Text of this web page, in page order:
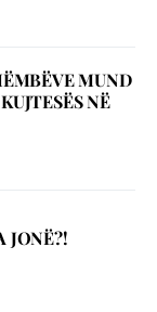
MUND
NË
JONË?!